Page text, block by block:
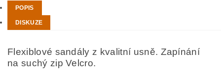
POPIS
DISKUZE
Flexiblové sandály z kvalitní usně. Zapínání
na suchý zip Velcro.